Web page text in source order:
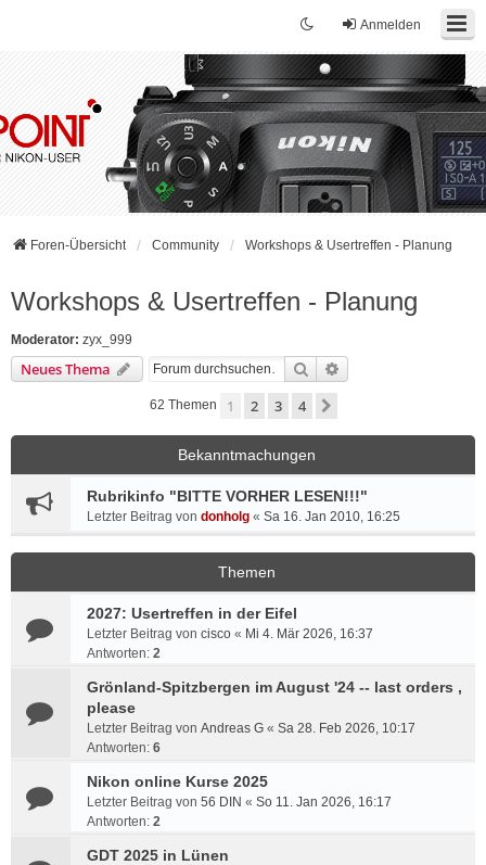
Anmelden
Foren-Übersicht Community Workshops & Usertreffen - Planung
Workshops & Usertreffen - Planung
Moderator: zyx_999
Neues Thema Suche
62 Themen 1 2 3 4
Bekanntmachungen
Rubrikinfo "BITTE VORHER LESEN!!!"
Letzter Beitrag von donholg « Sa 16. Jan 2010, 16:25
Themen
2027: Usertreffen in der Eifel
Letzter Beitrag von cisco « Mi 4. Mär 2026, 16:37
Antworten: 2
Grönland-Spitzbergen im August '24 -- last orders ,
please
Letzter Beitrag von Andreas G « Sa 28. Feb 2026, 10:17
Antworten: 6
Nikon online Kurse 2025
Letzter Beitrag von 56 DIN « So 11. Jan 2026, 16:17
Antworten: 2
GDT 2025 in Lünen